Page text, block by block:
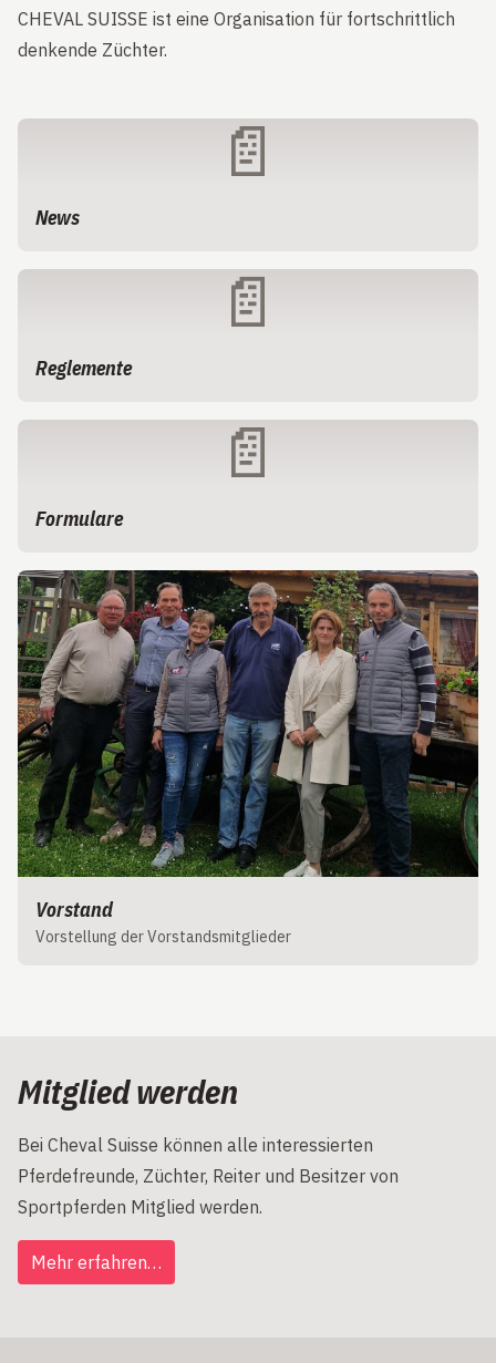
CHEVAL SUISSE ist eine Organisation für fortschrittlich
denkende Züchter.
📄
News
📄
Reglemente
📄
Formulare
Vorstand
Vorstellung der Vorstandsmitglieder
Mitglied werden
Bei Cheval Suisse können alle interessierten
Pferdefreunde, Züchter, Reiter und Besitzer von
Sportpferden Mitglied werden.
Mehr erfahren…